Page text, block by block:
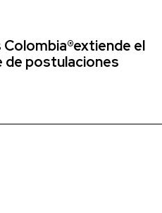
el
de postulaciones